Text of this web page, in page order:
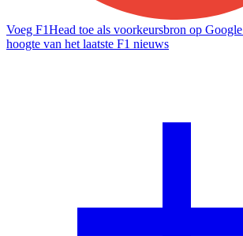
Voeg F1Head toe als voorkeursbron op Google
hoogte van het laatste F1 nieuws